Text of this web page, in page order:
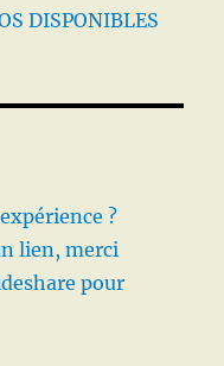
DISPONIBLES
?
lien, merci
pour